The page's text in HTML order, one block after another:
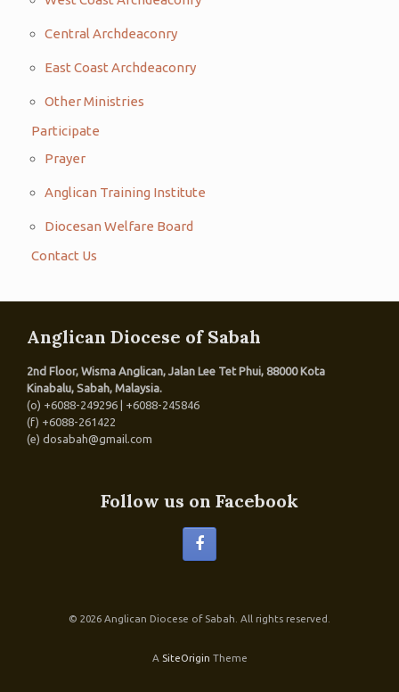
Central Archdeaconry
East Coast Archdeaconry
Other Ministries
Participate
Prayer
Anglican Training Institute
Diocesan Welfare Board
Contact Us
Anglican Diocese of Sabah
2nd Floor, Wisma Anglican, Jalan Lee Tet Phui, 88000 Kota
Kinabalu, Sabah, Malaysia.
(o) +6088-249296 | +6088-245846
(f) +6088-261422
(e) dosabah@gmail.com
Follow us on Facebook
© 2026 Anglican Diocese of Sabah. All rights reserved.
A SiteOrigin Theme